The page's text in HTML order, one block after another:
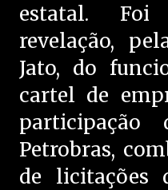
estatal. Foi
revelação,
Jato, do
cartel de
participação
Petrobras,
de licitações